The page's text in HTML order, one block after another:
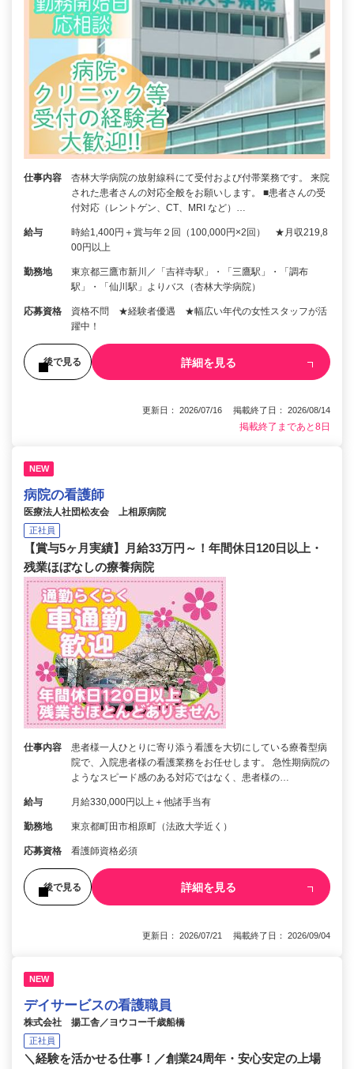
仕事内容
杏林大学病院の放射線科にて受付および付帯業務です。 来院
された患者さんの対応全般をお願いします。 ■患者さんの受
付対応（レントゲン、CT、MRI など）…
給与
時給1,400円＋賞与年２回（100,000円×2回） ★月収219,8
00円以上
勤務地
東京都三鷹市新川／「吉祥寺駅」・「三鷹駅」・「調布
駅」・「仙川駅」よりバス（杏林大学病院）
応募資格
資格不問 ★経験者優遇 ★幅広い年代の女性スタッフが活
躍中！
後で見る 詳細を見る
更新日： 2026/07/16 掲載終了日： 2026/08/14
掲載終了まであと8日
NEW
病院の看護師
医療法人社団松友会 上相原病院
正社員
【賞与5ヶ月実績】月給33万円～！年間休日120日以上・
残業ほぼなしの療養病院
仕事内容
患者様一人ひとりに寄り添う看護を大切にしている療養型病
院で、入院患者様の看護業務をお任せします。 急性期病院の
ようなスピード感のある対応ではなく、患者様の…
給与 月給330,000円以上＋他諸手当有
勤務地 東京都町田市相原町（法政大学近く）
応募資格 看護師資格必須
後で見る 詳細を見る
更新日： 2026/07/21 掲載終了日： 2026/09/04
NEW
デイサービスの看護職員
株式会社 揚工舎／ヨウコー千歳船橋
正社員
＼経験を活かせる仕事！／創業24周年・安心安定の上場